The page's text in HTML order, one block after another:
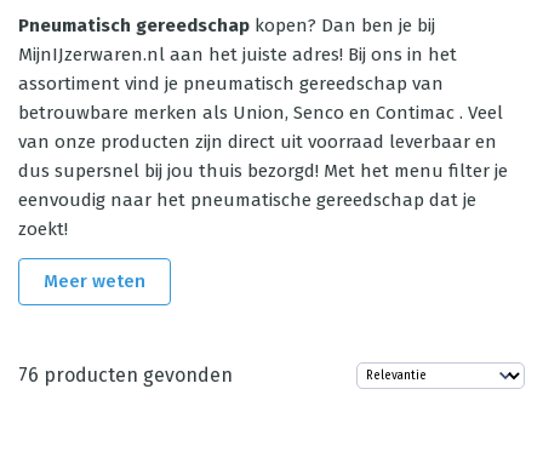
Pneumatisch gereedschap kopen? Dan ben je bij
MijnIJzerwaren.nl aan het juiste adres! Bij ons in het
assortiment vind je pneumatisch gereedschap van
betrouwbare merken als Union, Senco en Contimac . Veel
van onze producten zijn direct uit voorraad leverbaar en
dus supersnel bij jou thuis bezorgd! Met het menu filter je
eenvoudig naar het pneumatische gereedschap dat je
zoekt!
Meer weten
76 producten gevonden